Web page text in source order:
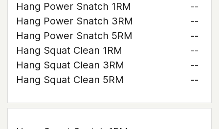
Hang Power Snatch 1RM
--
Hang Power Snatch 3RM
--
Hang Power Snatch 5RM
--
Hang Squat Clean 1RM
--
Hang Squat Clean 3RM
--
Hang Squat Clean 5RM
--